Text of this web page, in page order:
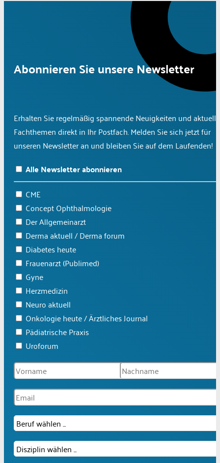
Abonnieren Sie unsere Newsletter
Erhalten Sie regelmäßig spannende Neuigkeiten und aktuelle
Fachthemen direkt in Ihr Postfach. Melden Sie sich jetzt für
unseren Newsletter an und bleiben Sie auf dem Laufenden!
Alle Newsletter abonnieren
CME
Concept Ophthalmologie
Der Allgemeinarzt
Derma aktuell / Derma forum
Diabetes heute
Frauenarzt (Publimed)
Gyne
Herzmedizin
Neuro aktuell
Onkologie heute / Ärztliches Journal
Pädiatrische Praxis
Uroforum